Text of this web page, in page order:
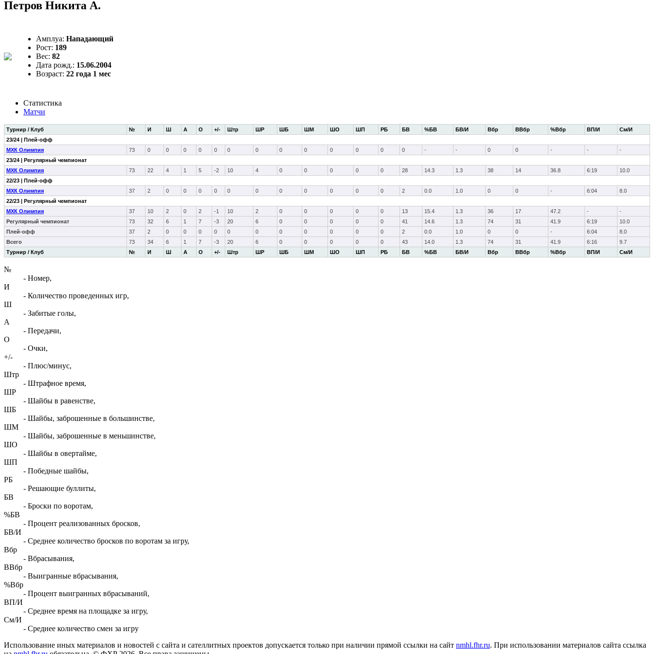
Петров Никита А.
Амплуа: Нападающий
Рост: 189
Вес: 82
Дата рожд.: 15.06.2004
Возраст: 22 года 1 мес
Статистика
Матчи
Турнир / Клуб № И Ш А О +/- Штр ШР ШБ ШМ ШО ШП РБ БВ %БВ БВ/И Вбр ВВбр %Вбр ВП/И См/И
Турнир / Клуб № И Ш А О +/- Штр ШР ШБ ШМ ШО ШП РБ БВ %БВ БВ/И Вбр ВВбр %Вбр ВП/И См/И
23/24 | Плей-офф
МХК Олимпия
73 0 0 0 0 0 0 0 0 0 0 0 0 0 - - 0 0 - -
-
23/24 | Регулярный чемпионат
МХК Олимпия
73 22 4 1 5 -2 10 4 0 0 0 0 0 28 14.3 1.3 38 14 36.8 6:19
10.0
22/23 | Плей-офф
МХК Олимпия
37 2 0 0 0 0 0 0 0 0 0 0 0 2 0.0 1.0 0 0 - 6:04
8.0
22/23 | Регулярный чемпионат
МХК Олимпия
37 10 2 0 2 -1 10 2 0 0 0 0 0 13 15.4 1.3 36 17 47.2 -
-
Регулярный чемпионат
73 32 6 1 7 -3 20 6 0 0 0 0 0 41 14.6 1.3 74 31 41.9 6:19
10.0
Плей-офф
37 2 0 0 0 0 0 0 0 0 0 0 0 2 0.0 1.0 0 0 - 6:04
8.0
Всего
73 34 6 1 7 -3 20 6 0 0 0 0 0 43 14.0 1.3 74 31 41.9 6:16 9.7
№
- Номер,
И
- Количество проведенных игр,
Ш
- Забитые голы,
А
- Передачи,
О
- Очки,
+/-
- Плюс/минус,
Штр
- Штрафное время,
ШР
- Шайбы в равенстве,
ШБ
- Шайбы, заброшенные в большинстве,
ШМ
- Шайбы, заброшенные в меньшинстве,
ШО
- Шайбы в овертайме,
ШП
- Победные шайбы,
РБ
- Решающие буллиты,
БВ
- Броски по воротам,
%БВ
- Процент реализованных бросков,
БВ/И
- Среднее количество бросков по воротам за игру,
Вбр
- Вбрасывания,
ВВбр
- Выигранные вбрасывания,
%Вбр
- Процент выигранных вбрасываний,
ВП/И
- Среднее время на площадке за игру,
См/И
- Среднее количество смен за игру
Использование иных материалов и новостей с сайта и сателлитных проектов допускается только при наличии прямой ссылки на сайт nmhl.fhr.ru. При использовании материалов сайта ссылка